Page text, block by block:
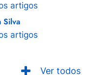
artigos
Silva
artigos
Ver todos